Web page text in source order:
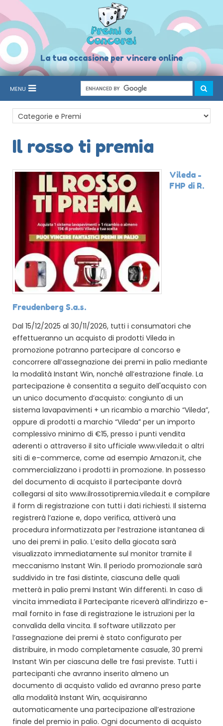
La tua occasione per vincere online
MENU
Il rosso ti premia
Vileda -
FHP di R.
Freudenberg S.a.s.
Dal 15/12/2025 al 30/11/2026, tutti i consumatori che
effettueranno un acquisto di prodotti Vileda in
promozione potranno partecipare al concorso e
concorrere all’assegnazione dei premi in palio mediante
la modalità Instant Win, nonché all’estrazione finale. La
partecipazione è consentita a seguito dell'acquisto con
un unico documento d’acquisto: congiunto di un
sistema lavapavimenti + un ricambio a marchio “Vileda”,
oppure di prodotti a marchio “Vileda” per un importo
complessivo minimo di €15, presso i punti vendita
aderenti o attraverso il sito ufficiale www.vileda.it o altri
siti di e-commerce, come ad esempio Amazon.it, che
commercializzano i prodotti in promozione. In possesso
del documento di acquisto il partecipante dovrà
collegarsi al sito www.ilrossotipremia.vileda.it e compilare
il form di registrazione con tutti i dati richiesti. Il sistema
registrerà l’azione e, dopo verifica, attiverà una
procedura informatizzata per l’estrazione istantanea di
uno dei premi in palio. L’esito della giocata sarà
visualizzato immediatamente sul monitor tramite il
meccanismo Instant Win. Il periodo promozionale sarà
suddivido in tre fasi distinte, ciascuna delle quali
metterà in palio premi Instant Win differenti. In caso di
vincita immediata il Partecipante riceverà all’indirizzo e-
mail fornito in fase di registrazione le istruzioni per la
convalida della vincita. Il software utilizzato per
l’assegnazione dei premi è stato configurato per
distribuire, in modo completamente casuale, 30 premi
Instant Win per ciascuna delle tre fasi previste. Tutti i
partecipanti che avranno inserito almeno un
documento di acquisto valido ed avranno preso parte
alla modalità Instant Win, acquisiranno
automaticamente una partecipazione all’estrazione
finale del premio in palio. Ogni documento di acquisto